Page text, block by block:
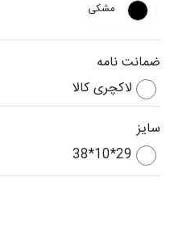
مشکی
ضمانت نامه
لاکچری کالا
سایز
29*10*38